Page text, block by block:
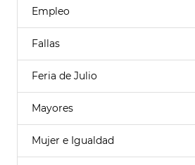
Empleo
Fallas
Feria de Julio
Mayores
Mujer e Igualdad